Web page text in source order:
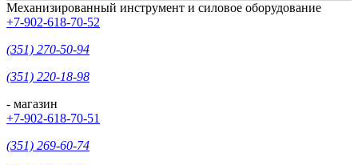
Механизированный инструмент и силовое оборудование
+7-902-618-70-52
(351) 270-50-94
(351) 220-18-98
- магазин
+7-902-618-70-51
(351) 269-60-74